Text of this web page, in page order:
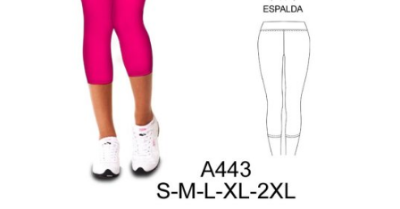
accumark ,
pdf , Moldes
Gerber ,
ropa,
Graduaciones,
Ploteo y
Digitalización
accumark,
Moldes en
pdf, Moldes
Accumark
Gerber,
Santiago-
Chile.